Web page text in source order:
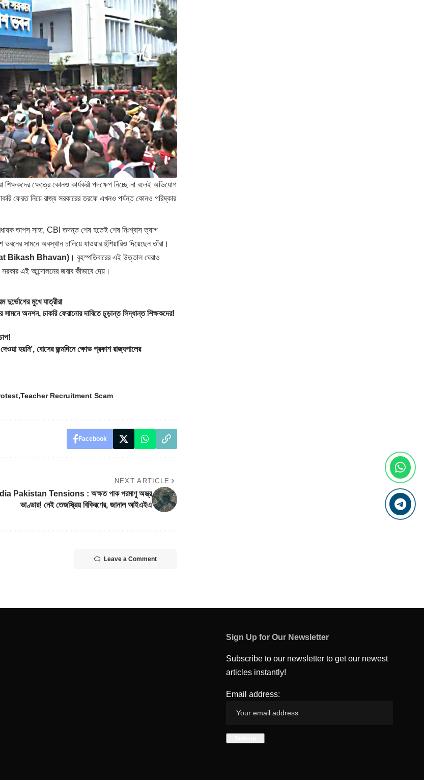
ক্ষেত্রে কোনও কার্যকরী পদক্ষেপ নিচ্ছে না বলেই অভিযোগ
ফেরত নিয়ে রাজ্য সরকারের তরফে এখনও পর্যন্ত কোনও পরিষ্কার
তাপস সাহা, CBI তদন্ত শেষ হতেই শেষ নিঃশ্বাস ত্যাগ
সামনে অবস্থান চালিয়ে যাওয়ার হুঁশিয়ারিও দিয়েছেন তাঁরা।
Bikash Bhavan) । বৃহস্পতিবারের এই উত্তাল ঘেরাও
এই আন্দোলনের জবাব কীভাবে দেয়।
মুখে যাত্রীরা
চাকরি ফেরানোর দাবিতে চূড়ান্ত সিদ্ধান্ত শিক্ষকদের!
বোসের জন্মদিনে ক্ষোভ প্রকাশ রাজ্যপালের
Teacher Recruitment Scam
Facebook
NEXT ARTICLE
Pakistan Tensions : অক্ষত পাক পরমাণু অস্ত্র
ভাণ্ডার! নেই তেজস্ক্রিয় বিকিরণের, জানাল আইএইএ
Leave a Comment
Sign Up for Our Newsletter
Subscribe to our newsletter to get our newest
articles instantly!
Email address: